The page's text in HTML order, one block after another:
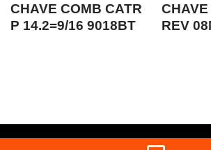
CHAVE COMB CATR
P 14.2=9/16 9018BT
REV